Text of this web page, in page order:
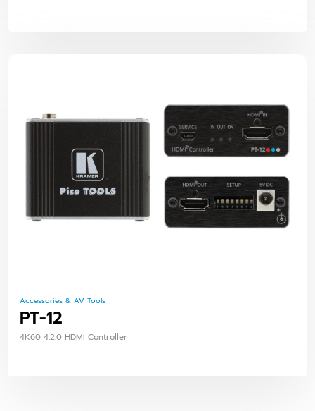
Accessories & AV Tools
PT-12
4K60 4:2:0 HDMI Controller